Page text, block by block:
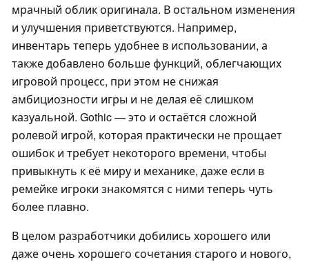
мрачный облик оригинала. В остальном изменения
и улучшения приветствуются. Например,
инвентарь теперь удобнее в использовании, а
также добавлено больше функций, облегчающих
игровой процесс, при этом не снижая
амбициозности игры и не делая её слишком
казуальной. Gothic — это и остаётся сложной
ролевой игрой, которая практически не прощает
ошибок и требует некоторого времени, чтобы
привыкнуть к её миру и механике, даже если в
ремейке игроки знакомятся с ними теперь чуть
более плавно.
В целом разработчики добились хорошего или
даже очень хорошего сочетания старого и нового,